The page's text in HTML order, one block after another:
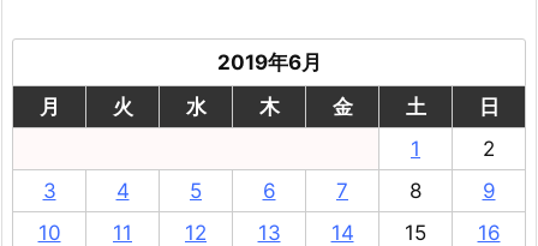
2019年6月
月
火 水 木 金 土
日
1
2
3
4 5 6 7 8
9
10
11 12 13 14 15
16